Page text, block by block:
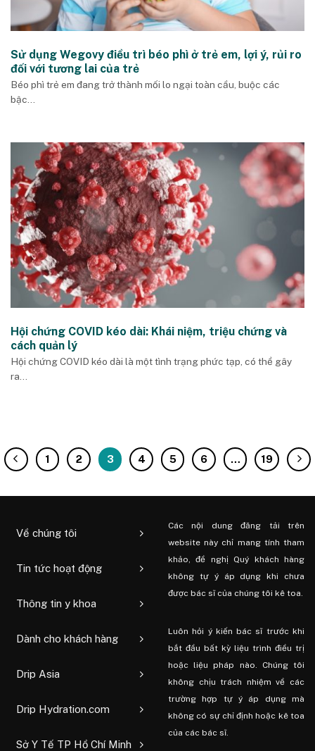
Sử dụng Wegovy điều trì béo phì ở trẻ em, lợi ý, rủi ro
đối với tương lai của trẻ
Béo phì trẻ em đang trở thành mối lo ngại toàn cầu, buộc các
bậc...
Hội chứng COVID kéo dài: Khái niệm, triệu chứng và
cách quản lý
Hội chứng COVID kéo dài là một tình trạng phức tạp, có thể gây
ra...
1 2 3 4 5 6 … 19
Về chúng tôi
Tin tức hoạt động
Thông tin y khoa
Dành cho khách hàng
Drip Asia
Drip Hydration.com
Sở Y Tế TP Hồ Chí Minh
Các nội dung đăng tải trên
website này chỉ mang tính tham
khảo, đề nghị Quý khách hàng
không tự ý áp dụng khi chưa
được bác sĩ của chúng tôi kê toa.
Luôn hỏi ý kiến ​​bác sĩ trước khi
bắt đầu bất kỳ liệu trình điều trị
hoặc liệu pháp nào. Chúng tôi
không chịu trách nhiệm về các
trường hợp tự ý áp dụng mà
không có sự chỉ định hoặc kê toa
của các bác sĩ.